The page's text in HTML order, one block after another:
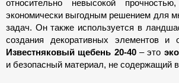
относительно невысокой
экономически выгодным решением для
задач. Он также используется в
создания декоративных элементов и
Известняковый щебень 20-40– это
и безопасный материал, не содержащий